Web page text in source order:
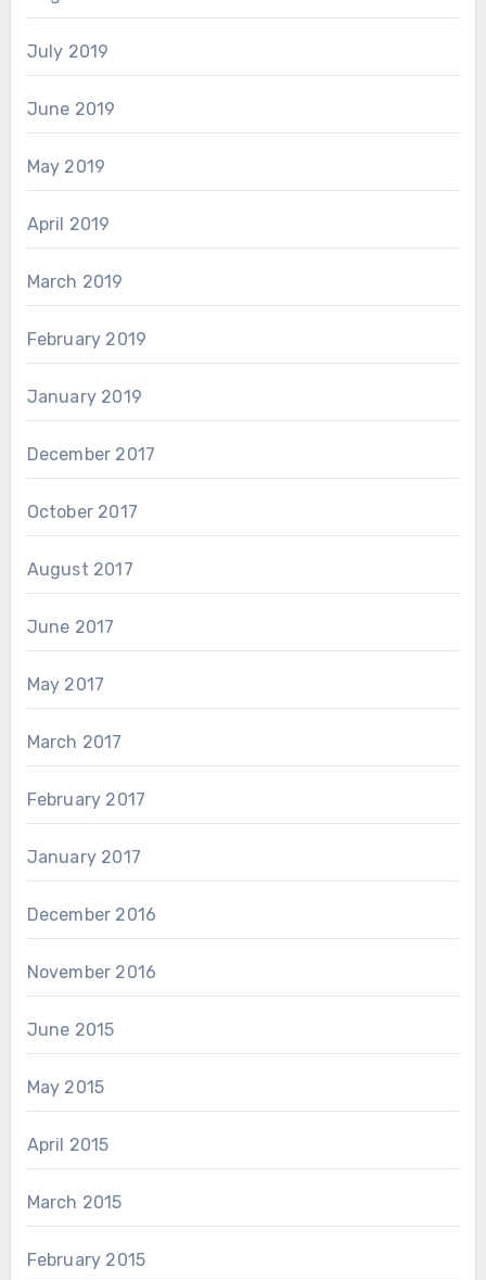
July 2019
June 2019
May 2019
April 2019
March 2019
February 2019
January 2019
December 2017
October 2017
August 2017
June 2017
May 2017
March 2017
February 2017
January 2017
December 2016
November 2016
June 2015
May 2015
April 2015
March 2015
February 2015